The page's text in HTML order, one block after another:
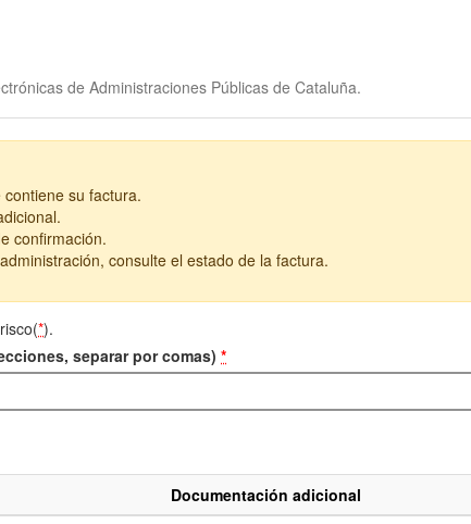
de Administraciones Públicas de Cataluña.
su factura.
confirmación.
consulte el estado de la factura.
*).
separar por comas) *
Documentación adicional